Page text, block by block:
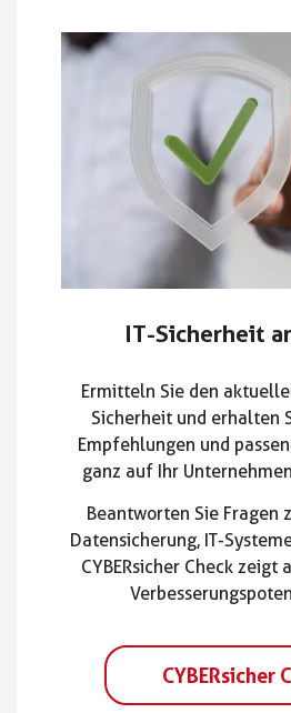
IT-Sicherheit
Ermitteln Sie den
Sicherheit und erhalten
Empfehlungen und
ganz auf Ihr
Beantworten Sie Fragen
Datensicherung, IT-
CYBERsicher Check zeigt
CYBERsicher